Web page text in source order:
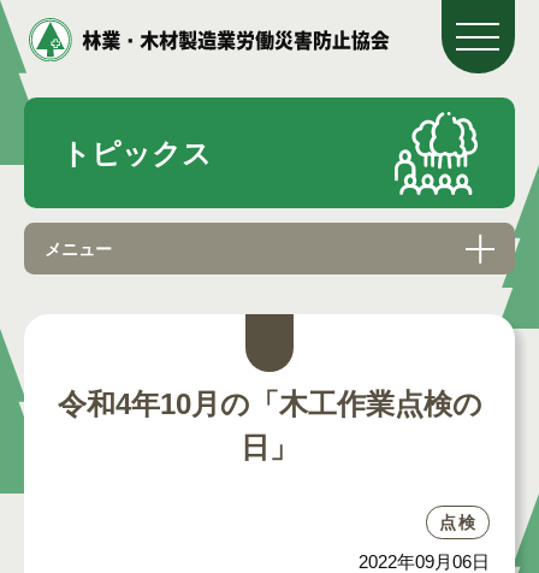
トピックス
メニュー
令和4年10月の「木工作業点検の
日」
点検
2022年09月06日